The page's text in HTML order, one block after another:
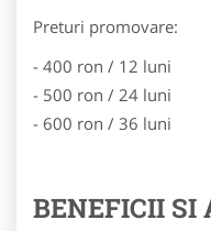
Preturi promovare:
- 400 ron / 12 luni
- 500 ron / 24 luni
- 600 ron / 36 luni
BENEFICII SI